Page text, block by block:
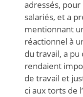
adressés,
salariés, et a
mentionnant
réactionnel à
du travail, a
rendaient
de travail et
ci aux torts de